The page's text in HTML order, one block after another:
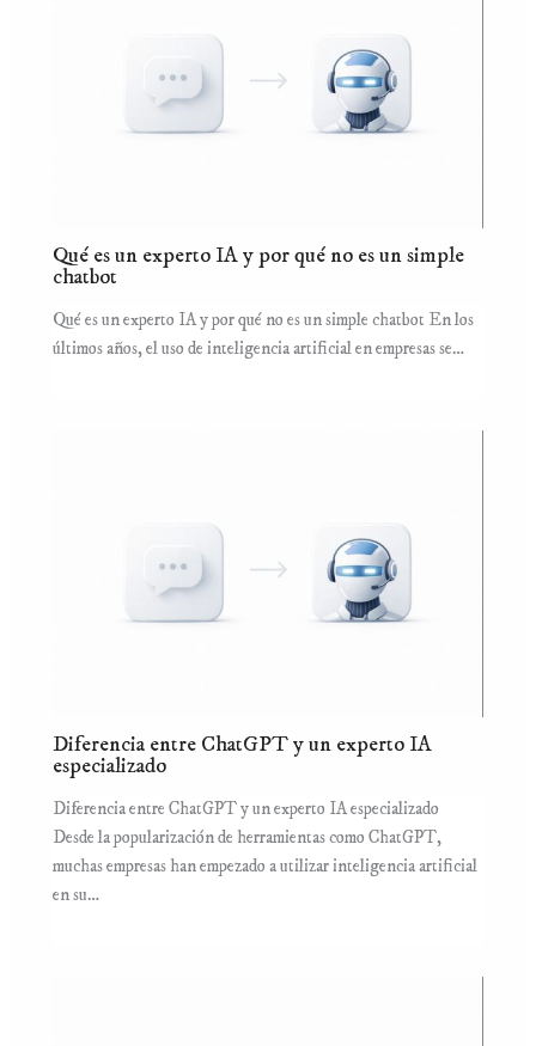
Qué es un experto IA y por qué no es un simple
chatbot
Qué es un experto IA y por qué no es un simple chatbot En los
últimos años, el uso de inteligencia artificial en empresas se…
Diferencia entre ChatGPT y un experto IA
especializado
Diferencia entre ChatGPT y un experto IA especializado
Desde la popularización de herramientas como ChatGPT,
muchas empresas han empezado a utilizar inteligencia artificial
en su…